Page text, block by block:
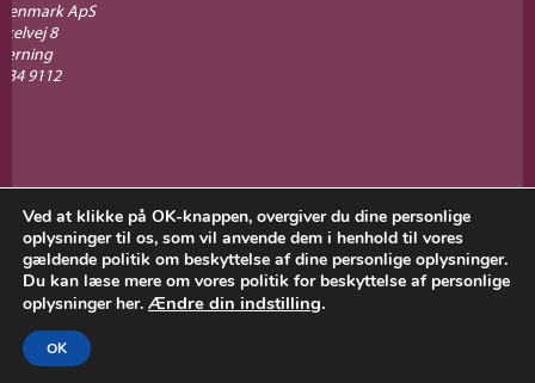
ApS
8
9112
Licencee of The Eden Alternative, Inc. Rochester, NYC, USA
Eden Denmark - Vi underviser, rådgiver og vejleder. Vi er ikke en
akkrediterende organisation.
Vi er ikke ansvarlige for de deltagende plejecentres og organisationers
Ved at klikke på OK-knappen, overgiver du dine personlige
oplysninger til os, som vil anvende dem i henhold til vores
gældende politik om beskyttelse af dine personlige oplysninger.
Du kan læse mere om vores politik for beskyttelse af personlige
oplysninger her. Ændre din indstilling.
OK